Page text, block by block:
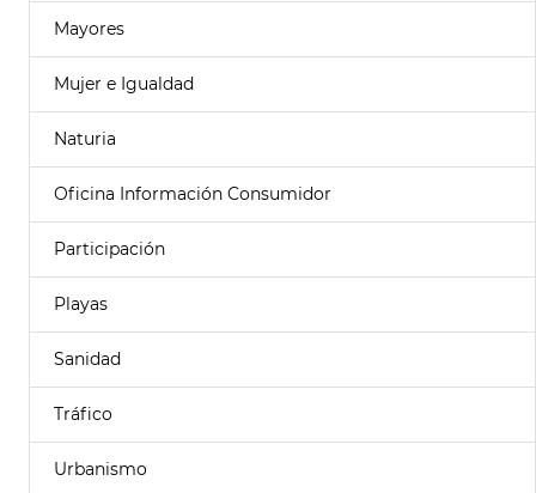
Mayores
Mujer e Igualdad
Naturia
Oficina Información Consumidor
Participación
Playas
Sanidad
Tráfico
Urbanismo